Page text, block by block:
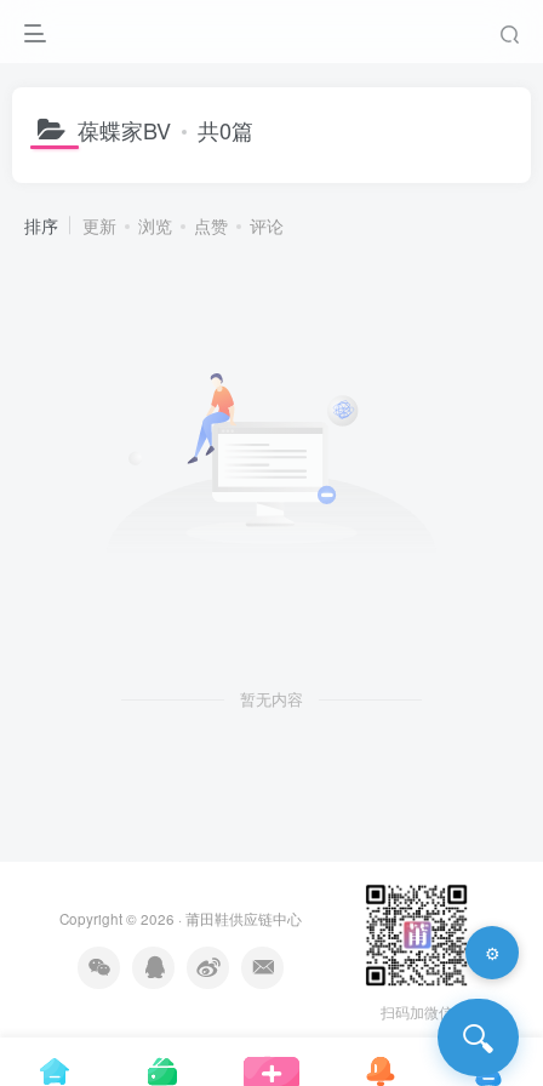
葆蝶家BV 共0篇
排序 更新 浏览 点赞 评论
暂无内容
Copyright © 2026 · 莆田鞋供应链中心
扫码加微信
🔍
⚙️